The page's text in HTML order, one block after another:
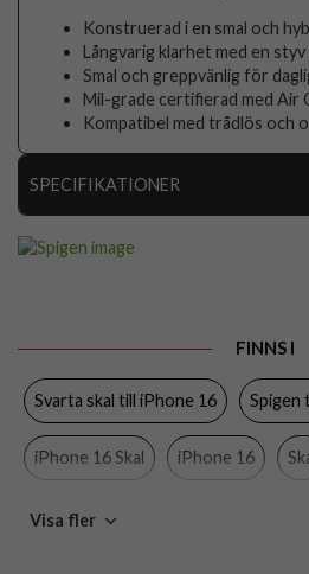
Konstruerad i en smal och
Långvarig klarhet med en styv
Smal och greppvänlig för
Mil-grade certifierad med Air
Kompatibel med trådlös och
SPECIFIKATIONER
Färg
Tillverkarens art nr
FINNS I
Svarta skal till iPhone 16 Spigen
iPhone 16 Skal iPhone 16
Spigen
Visa fler